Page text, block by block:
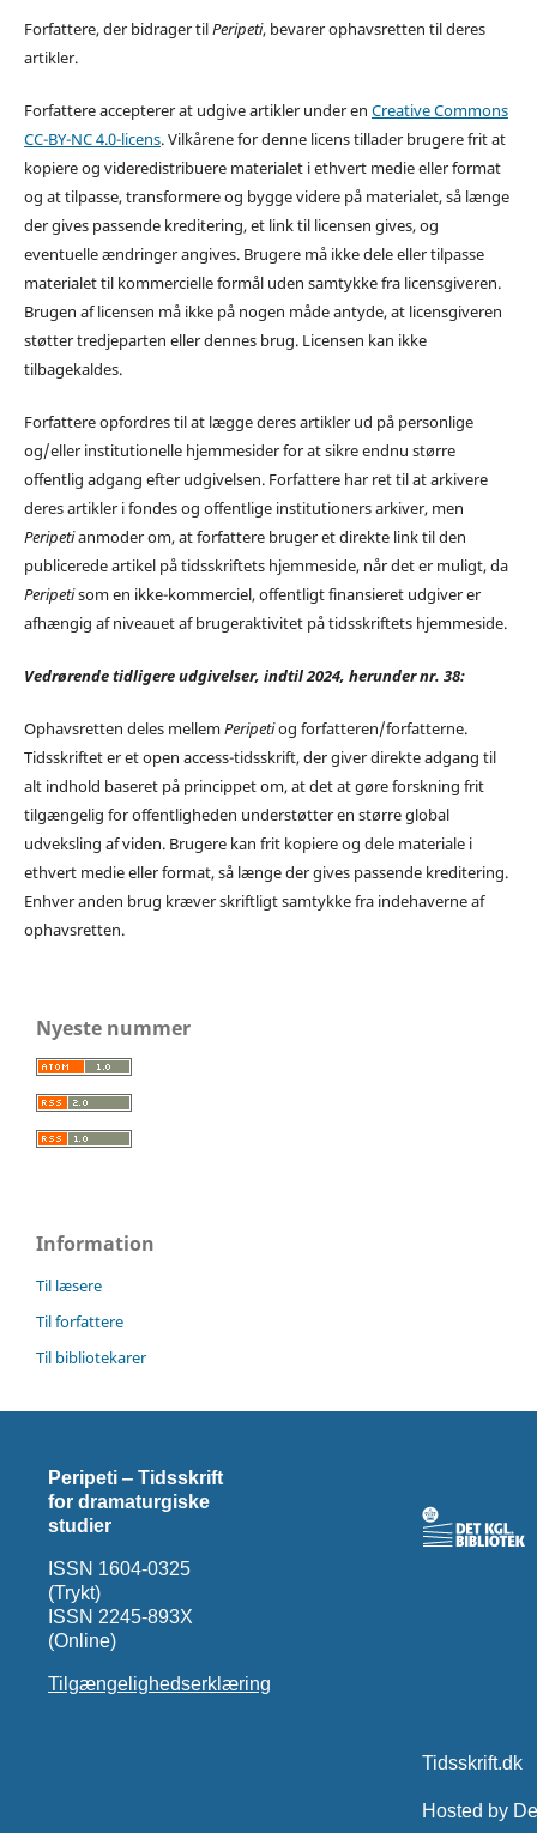
Forfattere, der bidrager tilPeripeti, bevarer ophavsretten til deres
artikler.
Forfattere accepterer at udgive artikler under en Creative Commons
CC-BY-NC 4.0-licens. Vilkårene for denne licens tillader brugere frit at
kopiere og videredistribuere materialet i ethvert medie eller format
og at tilpasse, transformere og bygge videre på materialet, så længe
der gives passende kreditering, et link til licensen gives, og
eventuelle ændringer angives. Brugere må ikke dele eller tilpasse
materialet til kommercielle formål uden samtykke fra licensgiveren.
Brugen af licensen må ikke på nogen måde antyde, at licensgiveren
støtter tredjeparten eller dennes brug. Licensen kan ikke
tilbagekaldes.
Forfattere opfordres til at lægge deres artikler ud på personlige
og/eller institutionelle hjemmesider for at sikre endnu større
offentlig adgang efter udgivelsen. Forfattere har ret til at arkivere
deres artikler i fondes og offentlige institutioners arkiver, men
Peripetianmoder om, at forfattere bruger et direkte link til den
publicerede artikel på tidsskriftets hjemmeside, når det er muligt, da
Peripetisom en ikke-kommerciel, offentligt finansieret udgiver er
afhængig af niveauet af brugeraktivitet på tidsskriftets hjemmeside.
Vedrørende tidligere udgivelser, indtil 2024, herunder nr. 38:
Ophavsretten deles mellemPeripetiog forfatteren/forfatterne.
Tidsskriftet er et open access-tidsskrift, der giver direkte adgang til
alt indhold baseret på princippet om, at det at gøre forskning frit
tilgængelig for offentligheden understøtter en større global
udveksling af viden. Brugere kan frit kopiere og dele materiale i
ethvert medie eller format, så længe der gives passende kreditering.
Enhver anden brug kræver skriftligt samtykke fra indehaverne af
ophavsretten.
Nyeste nummer
Information
Til læsere
Til forfattere
Til bibliotekarer
Peripeti ‒ Tidsskrift
for dramaturgiske
studier
ISSN 1604-0325
(Trykt)
ISSN 2245-893X
(Online)
Tilgængelighedserklæring